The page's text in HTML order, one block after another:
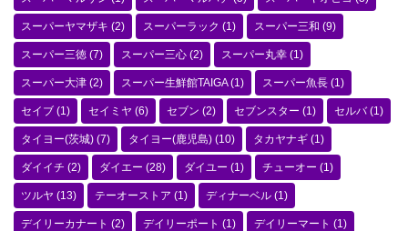
スーパーヤマザキ (2) スーパーラック (1) スーパー三和 (9)
スーパー三徳 (7) スーパー三心 (2) スーパー丸幸 (1)
スーパー大津 (2) スーパー生鮮館TAIGA(1) スーパー魚長 (1)
セイブ (1) セイミヤ (6) セブン (2) セブンスター (1) セルバ(1)
タイヨー(茨城) (7) タイヨー(鹿児島) (10) タカヤナギ (1)
ダイイチ (2) ダイエー (28) ダイユー (1) チューオー (1)
ツルヤ (13) テーオーストア (1) ディナーベル (1)
デイリーカナート (2) デイリーポート (1) デイリーマート (1)